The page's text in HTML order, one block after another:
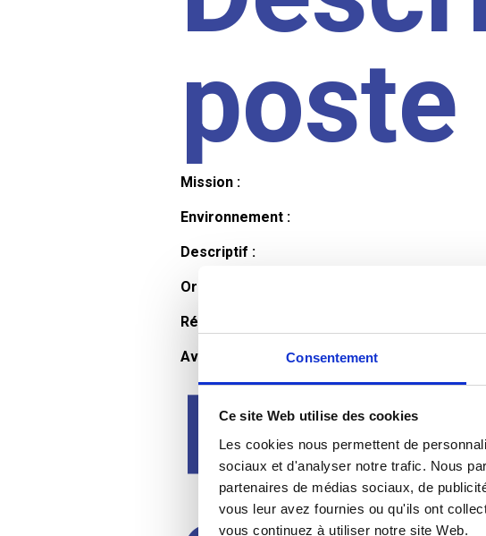
Consentement
Ce site Web utilise des cookies
Les cookies nous permettent de
sociaux et d'analyser notre trafic. Nous
partenaires de médias sociaux, de
vous leur avez fournies ou qu'ils ont
vous continuez à utiliser notre site Web.
poste
Mission :
Environnement :
Descriptif :
Organisation et horaires :
Rémunération :
Avantages :
Profil